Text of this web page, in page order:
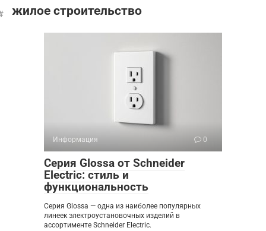
жилое строительство
Информация 0
Серия Glossa от Schneider
Electric: стиль и
функциональность
Серия Glossa — одна из наиболее популярных
линеек электроустановочных изделий в
ассортименте Schneider Electric.